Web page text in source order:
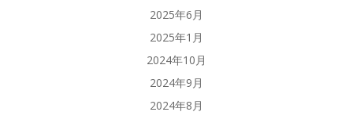
2025年6月
2025年1月
2024年10月
2024年9月
2024年8月